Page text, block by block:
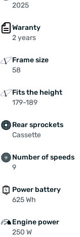
2025
Waranty
2 years
Frame size
58
Fits the height
179-189
Rear sprockets
Cassette
Number of speeds
9
Power battery
625 Wh
Engine power
250 W